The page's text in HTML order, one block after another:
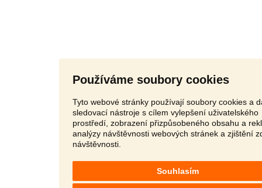
Používáme soubory cookies
Tyto webové stránky používají soubory cookies a
sledovací nástroje s cílem vylepšení uživatelského
prostředí, zobrazení přizpůsobeného obsahu a
analýzy návštěvnosti webových stránek a zjištění
návštěvnosti.
Souhlasím